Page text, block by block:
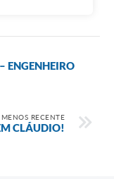
ENGENHEIRO
RECENTE
CLÁUDIO!